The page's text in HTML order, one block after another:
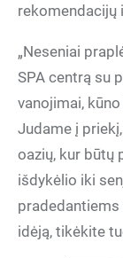
rekomendacijų
„Neseniai
SPA centrą su
vanojimai,
Judame į
oazių, kur būtų
išdykėlio iki
pradedantiems
idėją, tikėkite